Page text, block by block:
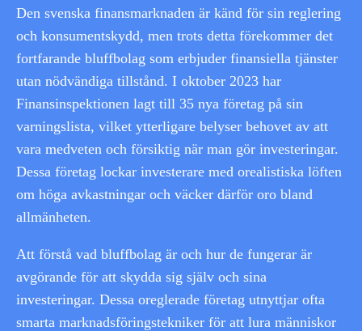
Den svenska finansmarknaden är känd för sin reglering
och konsumentskydd, men trots detta förekommer det
fortfarande bluffbolag som erbjuder finansiella tjänster
utan nödvändiga tillstånd. I oktober 2023 har
Finansinspektionen lagt till 35 nya företag på sin
varningslista, vilket ytterligare belyser behovet av att
vara medveten och försiktig när man gör investeringar.
Dessa företag lockar investerare med orealistiska löften
om höga avkastningar och väcker därför oro bland
allmänheten.
Att förstå vad bluffbolag är och hur de fungerar är
avgörande för att skydda sig själv och sina
investeringar. Dessa oreglerade företag utnyttjar ofta
smarta marknadsföringstekniker för att lura människor